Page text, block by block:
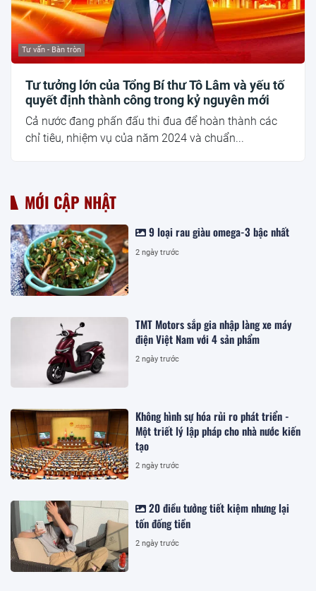
Tư vấn - Bàn tròn
Tư tưởng lớn của Tổng Bí thư Tô Lâm và yếu tố
quyết định thành công trong kỷ nguyên mới
Cả nước đang phấn đấu thi đua để hoàn thành các
chỉ tiêu, nhiệm vụ của năm 2024 và chuẩn...
MỚI CẬP NHẬT
9 loại rau giàu omega-3 bậc nhất
2 ngày trước
TMT Motors sắp gia nhập làng xe máy
điện Việt Nam với 4 sản phẩm
2 ngày trước
Không hình sự hóa rủi ro phát triển -
Một triết lý lập pháp cho nhà nước kiến
tạo
2 ngày trước
20 điều tưởng tiết kiệm nhưng lại
tốn đống tiền
2 ngày trước